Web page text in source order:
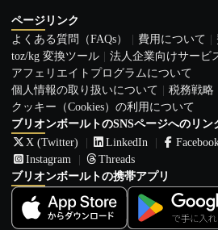
ページリンク
よくある質問（FAQs）
費用について
toz/kg 変換ツール
法人企業向けサービ
アフェリエイトプログラムについて
個人情報の取り扱いについて
税務戦略
クッキー（Cookies）の利用について
ブリオンボールトのSNSページへのリン
X (Twitter)
LinkedIn
Instagram
Threads
ブリオンボールトの携帯アプリ